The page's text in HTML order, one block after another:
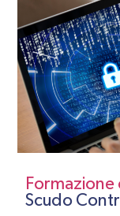
Scudo